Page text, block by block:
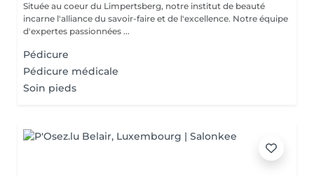
Située au coeur du Limpertsberg, notre institut de beauté
incarne l'alliance du savoir-faire et de l'excellence. Notre équipe
d'expertes passionnées ...
Pédicure
Pédicure médicale
Soin pieds